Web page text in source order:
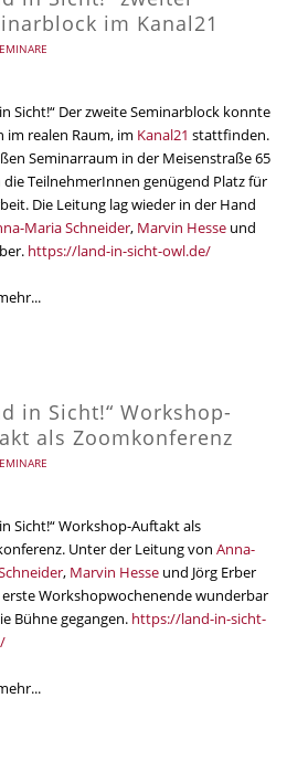
im Kanal21
Sicht!“ Der zweite Seminarblock konnte
im realen Raum, im Kanal21 stattfinden.
Seminarraum in der Meisenstraße 65
TeilnehmerInnen genügend Platz für
Die Leitung lag wieder in der Hand
Maria Schneider, Marvin Hesseund
https://land-in-sicht-owl.de/
in Sicht!“ Workshop-
als Zoomkonferenz
Sicht!“ Workshop-Auftakt als
Unter der Leitung von Anna-
, Marvin Hesseund Jörg Erber
erste Workshopwochenende wunderbar
Bühne gegangen. https://land-in-sicht-